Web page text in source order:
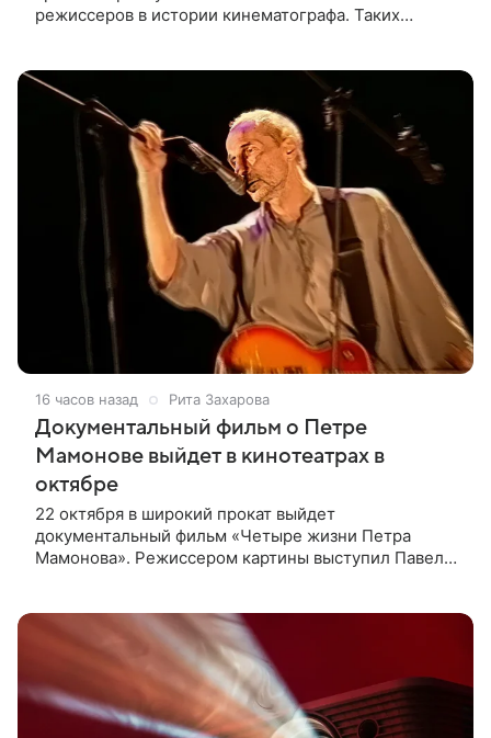
режиссеров в истории кинематографа. Таких
16 часов назад Рита Захарова
Документальный фильм о Петре
Мамонове выйдет в кинотеатрах в
октябре
22 октября в широкий прокат выйдет
документальный фильм «Четыре жизни Петра
Мамонова». Режиссером картины выступил Павел